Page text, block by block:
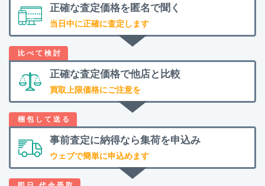
正確な査定価格を 匿名で聞く
当日中に正確に査定します
正確な査定価格で他店と比較
買取上限価格にご注意を
事前査定に納得なら集荷を申込み
ウェブで簡単に申込めます